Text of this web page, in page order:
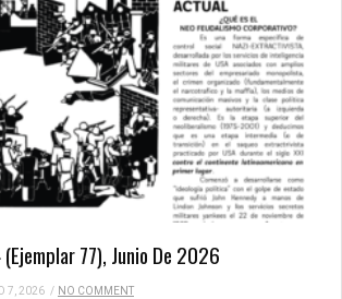
77), Junio De 2026
7, 2026 / NO COMMENT